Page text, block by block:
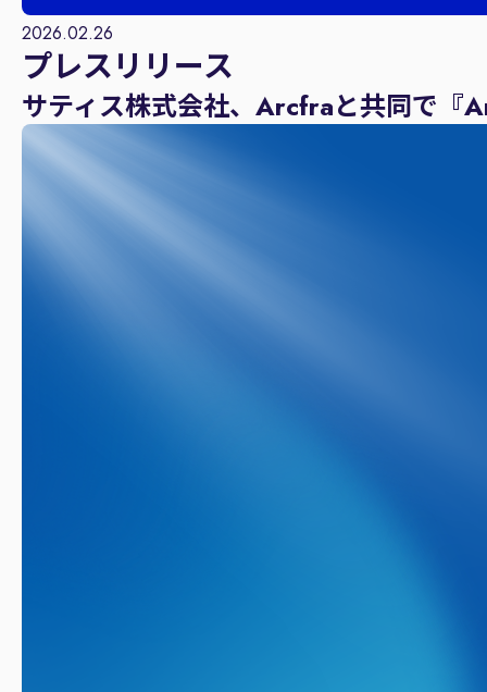
2026.02.26
プレスリリース
サティス株式会社、Arcfraと共同で